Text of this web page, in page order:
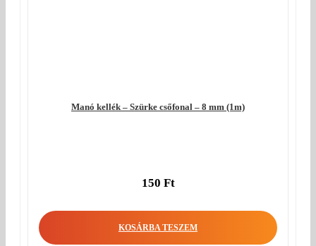
Manó kellék – Szürke csőfonal – 8 mm (1m)
150 Ft
KOSÁRBA TESZEM